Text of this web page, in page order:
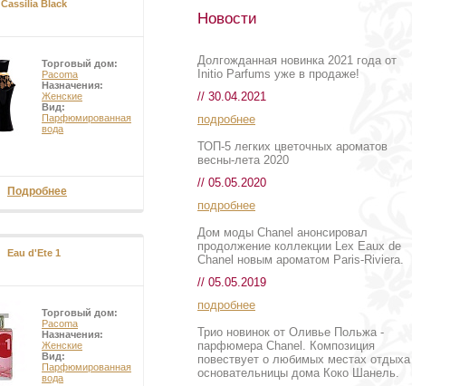
Cassilia Black
Торговый дом:
Pacoma
Назначения:
Женские
Вид:
Парфюмированная
вода
Подробнее
Eau d'Ete 1
Торговый дом:
Pacoma
Назначения:
Женские
Вид:
Парфюмированная
вода
Новости
Долгожданная новинка 2021 года от
Initio Parfums уже в продаже!
// 30.04.2021
подробнее
ТОП-5 легких цветочных ароматов
весны-лета 2020
// 05.05.2020
подробнее
Дом моды Chanel анонсировал
продолжение коллекции Lex Eaux de
Chanel новым ароматом Paris-Riviera.
// 05.05.2019
подробнее
Трио новинок от Оливье Польжа -
парфюмера Chanel. Композиция
повествует о любимых местах отдыха
основательницы дома Коко Шанель.